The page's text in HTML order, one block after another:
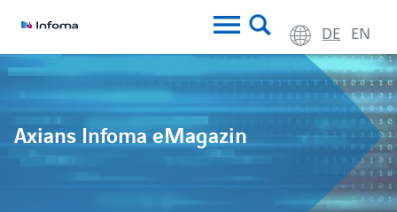
DE EN
Axians Infoma eMagazin